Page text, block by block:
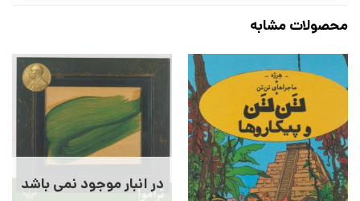
محصولات مشابه
در انبار موجود نمی باشد